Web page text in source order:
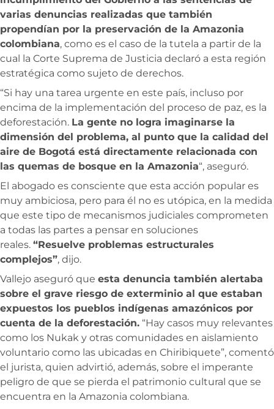
varias denuncias realizadas que también
propendían por la preservación de la Amazonia
colombiana, como es el caso de la tutela a partir de la
cual la Corte Suprema de Justicia declaró a esta región
estratégica como sujeto de derechos.
“Si hay una tarea urgente en este país, incluso por
encima de la implementación del proceso de paz, es la
deforestación. La gente no logra imaginarse la
dimensión del problema, al punto que la calidad del
aire de Bogotá está directamente relacionada con
las quemas de bosque en la Amazonia“, aseguró.
El abogado es consciente que esta acción popular es
muy ambiciosa, pero para él no es utópica, en la medida
que este tipo de mecanismos judiciales comprometen
a todas las partes a pensar en soluciones
reales. “Resuelve problemas estructurales
complejos”, dijo.
Vallejo aseguró que esta denuncia también alertaba
sobre el grave riesgo de exterminio al que estaban
expuestos los pueblos indígenas amazónicos por
cuenta de la deforestación. “Hay casos muy relevantes
como los Nukak y otras comunidades en aislamiento
voluntario como las ubicadas en Chiribiquete”, comentó
el jurista, quien advirtió, además, sobre el imperante
peligro de que se pierda el patrimonio cultural que se
encuentra en la Amazonia colombiana.